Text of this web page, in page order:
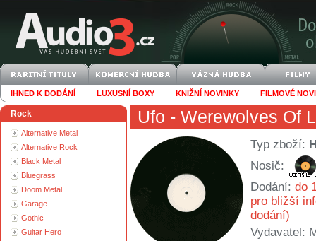
IHNED K DODÁNÍ LUXUSNÍ BOXY KNIŽNÍ NOVINKY FILMOVÉ
Rock
Alternative Metal
Alternative Rock
Black Metal
Bluegrass
Doom Metal
Garage
Gothic
Guitar Hero
Ufo - Werewolves Of
Typ zboží:
Nosič:
Dodání: do
pro bližší
dodání)
Vydavatel: